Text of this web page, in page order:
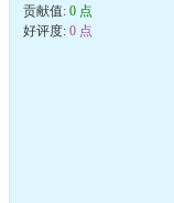
贡献值: 0 点
好评度: 0 点